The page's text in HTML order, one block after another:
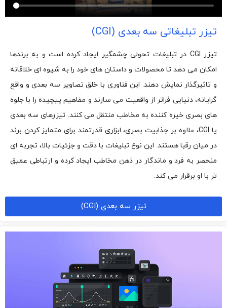
تیزر تبلیغاتی سه بعدی (CGI)
تیزر CGI در تبلیغات تحولی چشمگیر ایجاد کرده است و به برندها
امکان می دهد تا محصولات و داستان های خود را به شیوه ای خلاقانه
و تاثیرگذار نمایش دهند. این فناوری با خلق تصاویر سه بعدی و واقع
گرایانه، دنیایی فراتر از واقعیت می سازند و مفاهیم پیچیده را با جلوه
های بصری خیره کننده به مخاطب منتقل می کنند. تیزرهای سه بعدی
یا CGI، علاوه بر جذابیت بصری، ابزاری قدرتمند برای متمایز کردن برند
در میان رقبا هستند. این نوع تبلیغات با دقت و جزئیات بالا، تجربه ای
منحصر به فرد و ماندگار در ذهن مخاطب ایجاد کرده و ارتباطی عمیق
تر با او برقرار می کند.
تیزر سه بعدی (CGI)